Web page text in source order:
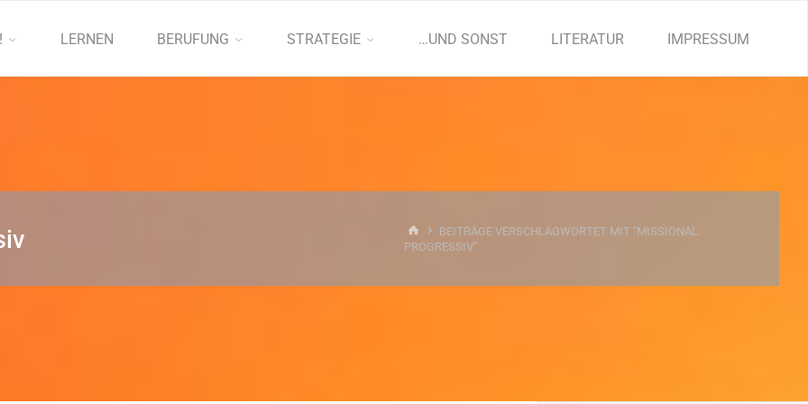
LERNEN BERUFUNG STRATEGIE …UND SONST LITERATUR IMPRESSUM
START
BEITRÄGE VERSCHLAGWORTET MIT "MISSIONAL.
PROGRESSIV"